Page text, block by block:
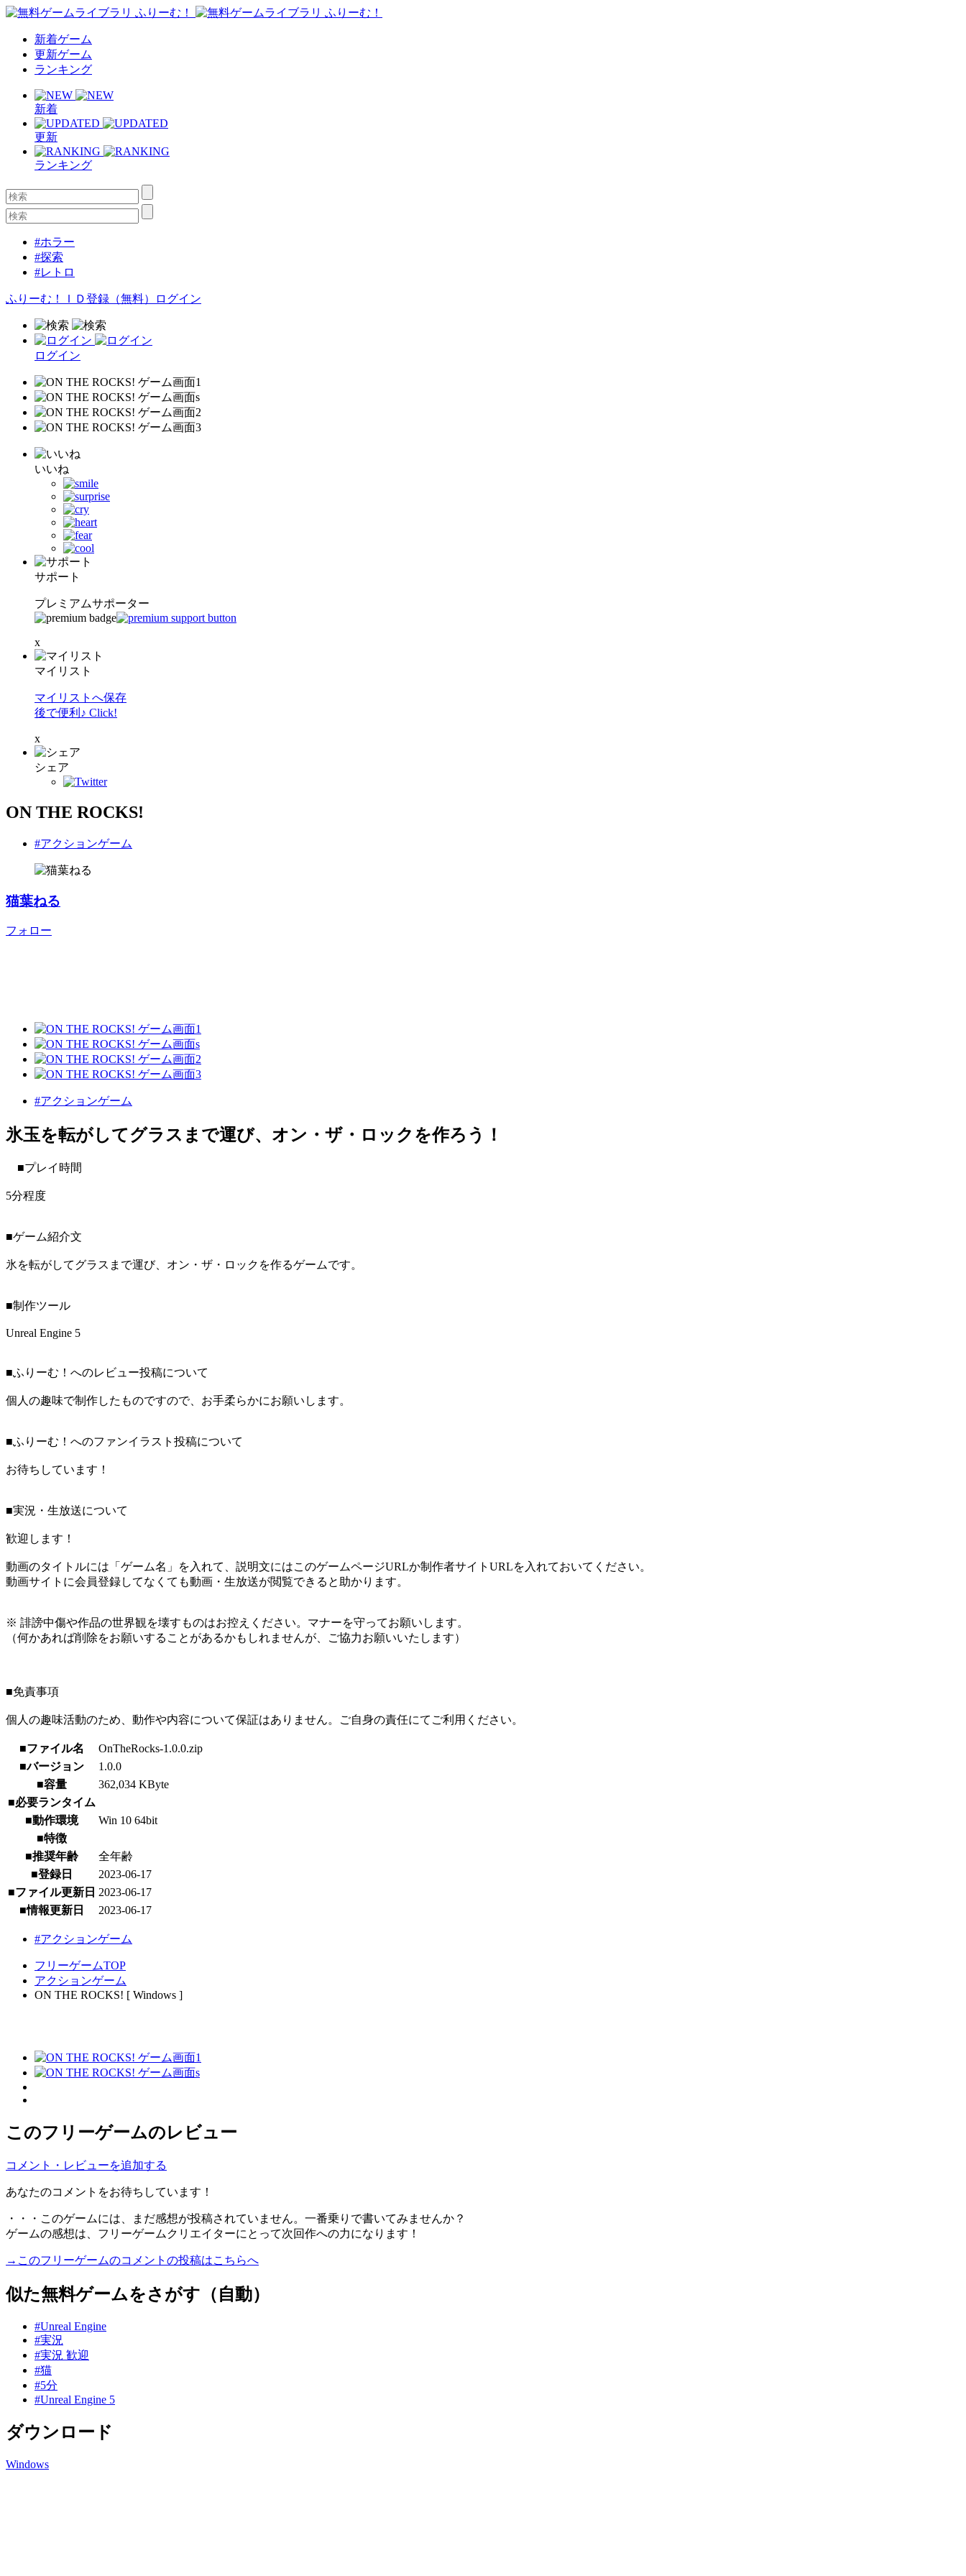
新着ゲーム
更新ゲーム
ランキング
新着
更新
ランキング
#ホラー
#探索
#レトロ
ふりーむ！ＩＤ登録（無料） ログイン
ログイン
いいね
サポート
プレミアムサポーター
x
マイリスト
マイリストへ保存
後で便利♪ Click!
x
シェア
ON THE ROCKS!
#アクションゲーム
猫葉ねる
フォロー
#アクションゲーム
氷玉を転がしてグラスまで運び、オン・ザ・ロックを作ろう！
■プレイ時間
5分程度
■ゲーム紹介文
氷を転がしてグラスまで運び、オン・ザ・ロックを作るゲームです。
■制作ツール
Unreal Engine 5
■ふりーむ！へのレビュー投稿について
個人の趣味で制作したものですので、お手柔らかにお願いします。
■ふりーむ！へのファンイラスト投稿について
お待ちしています！
■実況・生放送について
歓迎します！
動画のタイトルには「ゲーム名」を入れて、説明文にはこのゲームページURLか制作者サイトURLを入れておいてください。
動画サイトに会員登録してなくても動画・生放送が閲覧できると助かります。
※ 誹謗中傷や作品の世界観を壊すものはお控えください。マナーを守ってお願いします。
（何かあれば削除をお願いすることがあるかもしれませんが、ご協力お願いいたします）
■免責事項
個人の趣味活動のため、動作や内容について保証はありません。ご自身の責任にてご利用ください。
■ファイル名
OnTheRocks-1.0.0.zip
■バージョン
1.0.0
■容量
362,034 KByte
■必要ランタイム
■動作環境
Win 10 64bit
■特徴
■推奨年齢
全年齢
■登録日
2023-06-17
■ファイル更新日 2023-06-17
■情報更新日
2023-06-17
#アクションゲーム
フリーゲームTOP
アクションゲーム
ON THE ROCKS! [ Windows ]
このフリーゲームのレビュー
コメント・レビューを追加する
あなたのコメントをお待ちしています！
・・・このゲームには、まだ感想が投稿されていません。一番乗りで書いてみませんか？
ゲームの感想は、フリーゲームクリエイターにとって次回作への力になります！
→このフリーゲームのコメントの投稿はこちらへ
似た無料ゲームをさがす（自動）
#Unreal Engine
#実況
#実況 歓迎
#猫
#5分
#Unreal Engine 5
ダウンロード
Windows